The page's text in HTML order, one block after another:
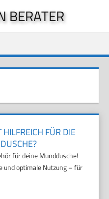
BERATER
FÜR DIE
für deine Munddusche!
und optimale Nutzung – für